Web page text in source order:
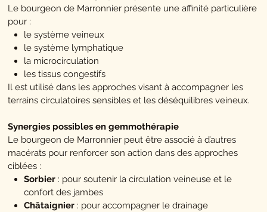
Le bourgeon de Marronnier présente une affinité particulière
pour :
le système veineux
le système lymphatique
la microcirculation
les tissus congestifs
Il est utilisé dans les approches visant à accompagner les
terrains circulatoires sensibles et les déséquilibres veineux.
Synergies possibles en gemmothérapie
Le bourgeon de Marronnier peut être associé à d’autres
macérats pour renforcer son action dans des approches
ciblées :
Sorbier : pour soutenir la circulation veineuse et le
confort des jambes
Châtaignier : pour accompagner le drainage